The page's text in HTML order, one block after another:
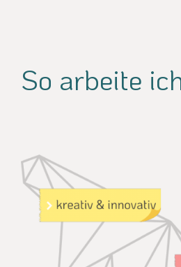
So arbeite
kreativ & innovativ